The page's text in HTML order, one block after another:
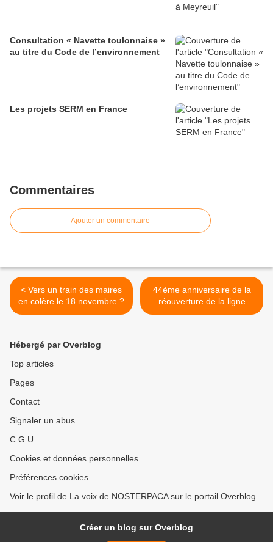
Consultation « Navette toulonnaise »
au titre du Code de l’environnement
Les projets SERM en France
Commentaires
Ajouter un commentaire
< Vers un train des maires
en colère le 18 novembre ?
44ème anniversaire de la
réouverture de la ligne
ferroviaire Vintimille-Breil-
Hébergé par Overblog
Top articles
Pages
Contact
Signaler un abus
C.G.U.
Cookies et données personnelles
Préférences cookies
Voir le profil de La voix de NOSTERPACA sur le portail Overblog
Créer un blog sur Overblog